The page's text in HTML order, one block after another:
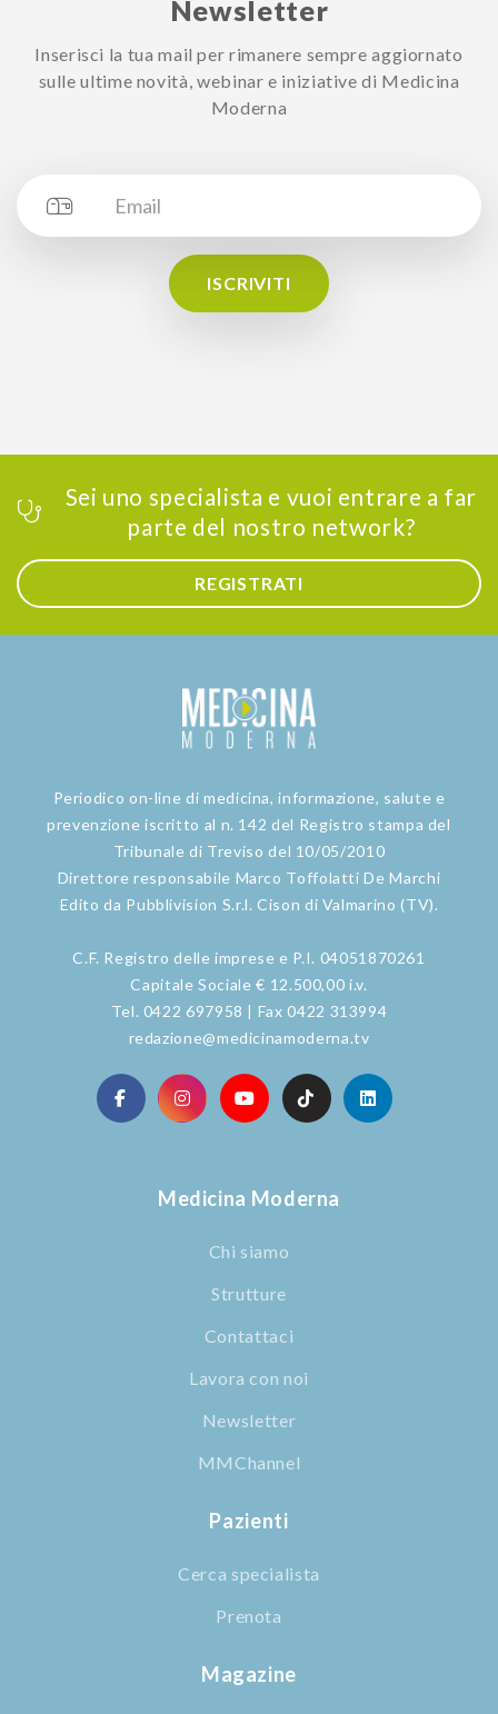
Newsletter
Inserisci la tua mail per rimanere sempre aggiornato
sulle ultime novità, webinar e iniziative di Medicina
Moderna
ISCRIVITI
Sei uno specialista e vuoi entrare a far
parte del nostro network?
REGISTRATI
Periodico on-line di medicina, informazione, salute e
prevenzione iscritto al n. 142 del Registro stampa del
Tribunale di Treviso del 10/05/2010
Direttore responsabile Marco Toffolatti De Marchi
Edito da Pubblivision S.r.l. Cison di Valmarino (TV).
C.F. Registro delle imprese e P.I. 04051870261
Capitale Sociale € 12.500,00 i.v.
Tel. 0422 697958 | Fax 0422 313994
redazione@medicinamoderna.tv
Medicina Moderna
Chi siamo
Strutture
Contattaci
Lavora con noi
Newsletter
MMChannel
Pazienti
Cerca specialista
Prenota
Magazine